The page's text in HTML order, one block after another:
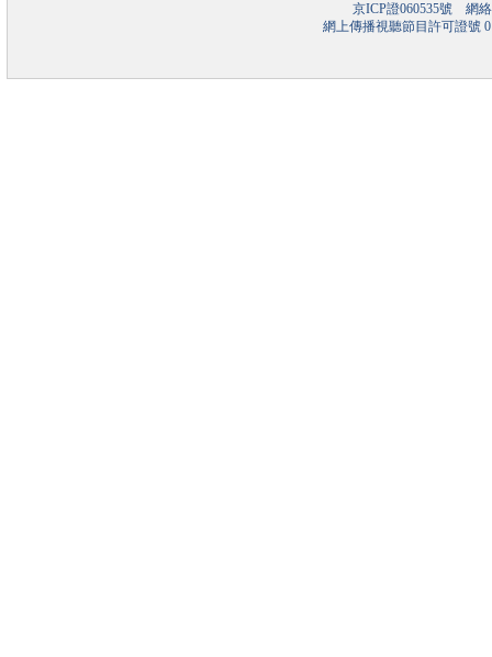
京ICP證060535號網絡
網上傳播視聽節目許可證號